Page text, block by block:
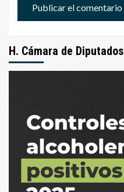
H. Cámara de Diputados